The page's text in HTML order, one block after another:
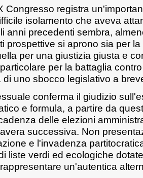
Congresso registra
isolamento che aveva
anni precedenti sembra,
prospettive si aprono sia per
per una giustizia giusta e
per la battaglia
uno sbocco legislativo a
conferma il giudizio
e formula, a partire da
delle elezioni
successiva. Non
e l'invadenza
liste verdi ed ecologiche
un'autentica